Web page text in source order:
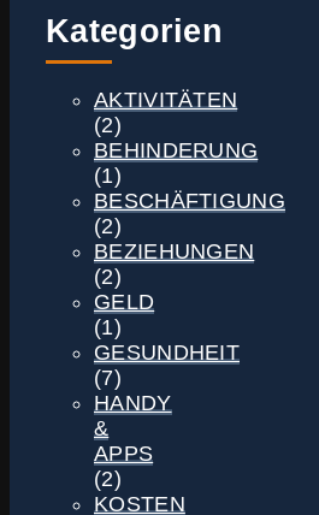
Kategorien
AKTIVITÄTEN
(2)
BEHINDERUNG
(1)
BESCHÄFTIGUNG
(2)
BEZIEHUNGEN
(2)
GELD
(1)
GESUNDHEIT
(7)
HANDY
&
APPS
(2)
KOSTEN